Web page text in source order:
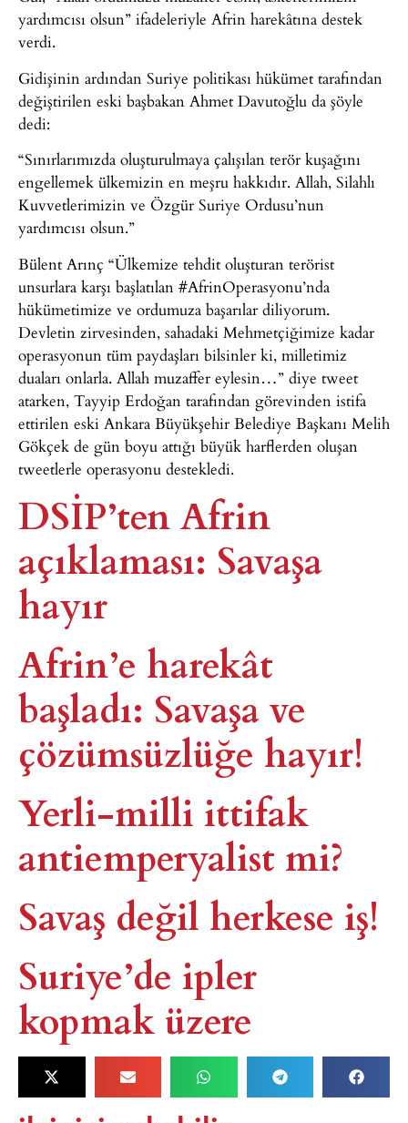
yardımcısı olsun” ifadeleriyle Afrin harekâtına destek
verdi.
Gidişinin ardından Suriye politikası hükümet tarafından
değiştirilen eski başbakan Ahmet Davutoğlu da şöyle
dedi:
“Sınırlarımızda oluşturulmaya çalışılan terör kuşağını
engellemek ülkemizin en meşru hakkıdır. Allah, Silahlı
Kuvvetlerimizin ve Özgür Suriye Ordusu’nun
yardımcısı olsun.”
Bülent Arınç “Ülkemize tehdit oluşturan terörist
unsurlara karşı başlatılan #AfrinOperasyonu’nda
hükümetimize ve ordumuza başarılar diliyorum.
Devletin zirvesinden, sahadaki Mehmetçiğimize kadar
operasyonun tüm paydaşları bilsinler ki, milletimiz
duaları onlarla. Allah muzaffer eylesin…” diye tweet
atarken, Tayyip Erdoğan tarafından görevinden istifa
ettirilen eski Ankara Büyükşehir Belediye Başkanı Melih
Gökçek de gün boyu attığı büyük harflerden oluşan
tweetlerle operasyonu destekledi.
DSİP’ten Afrin
açıklaması: Savaşa
hayır
Afrin’e harekât
başladı: Savaşa ve
çözümsüzlüğe hayır!
Yerli-milli ittifak
antiemperyalist mi?
Savaş değil herkese iş!
Suriye’de ipler
kopmak üzere